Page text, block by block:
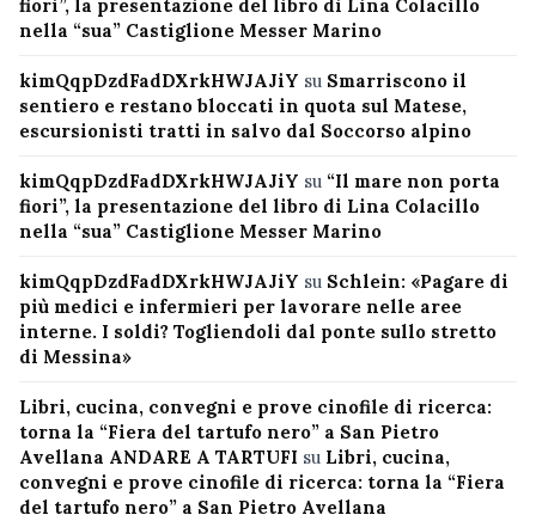
fiori”, la presentazione del libro di Lina Colacillo
nella “sua” Castiglione Messer Marino
kimQqpDzdFadDXrkHWJAJiY su Smarriscono il
sentiero e restano bloccati in quota sul Matese,
escursionisti tratti in salvo dal Soccorso alpino
kimQqpDzdFadDXrkHWJAJiY su “Il mare non porta
fiori”, la presentazione del libro di Lina Colacillo
nella “sua” Castiglione Messer Marino
kimQqpDzdFadDXrkHWJAJiY su Schlein: «Pagare di
più medici e infermieri per lavorare nelle aree
interne. I soldi? Togliendoli dal ponte sullo stretto
di Messina»
Libri, cucina, convegni e prove cinofile di ricerca:
torna la “Fiera del tartufo nero” a San Pietro
Avellana ANDARE A TARTUFI su Libri, cucina,
convegni e prove cinofile di ricerca: torna la “Fiera
del tartufo nero” a San Pietro Avellana